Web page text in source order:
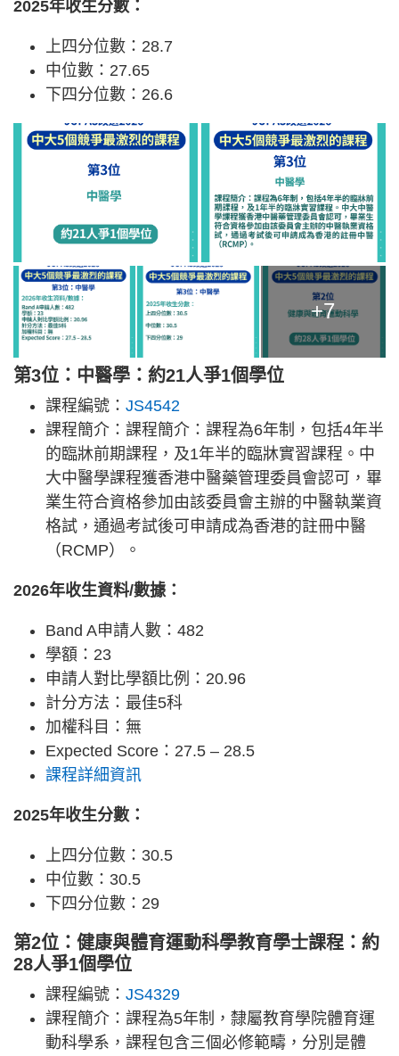
2025年收生分數：
上四分位數：28.7
中位數：27.65
下四分位數：26.6
+7
第3位：中醫學：約21人爭1個學位
課程編號： JS4542
課程簡介：課程簡介：課程為6年制，包括4年半
的臨牀前期課程，及1年半的臨牀實習課程。中
大中醫學課程獲香港中醫藥管理委員會認可，畢
業生符合資格參加由該委員會主辦的中醫執業資
格試，通過考試後可申請成為香港的註冊中醫
（RCMP）。
2026年收生資料/數據：
Band A申請人數：482
學額：23
申請人對比學額比例：20.96
計分方法：最佳5科
加權科目：無
Expected Score：27.5 – 28.5
課程詳細資訊
2025年收生分數：
上四分位數：30.5
中位數：30.5
下四分位數：29
第2位：健康與體育運動科學教育學士課程：約
28人爭1個學位
課程編號： JS4329
課程簡介：課程為5年制，隸屬教育學院體育運
動科學系，課程包含三個必修範疇，分別是體